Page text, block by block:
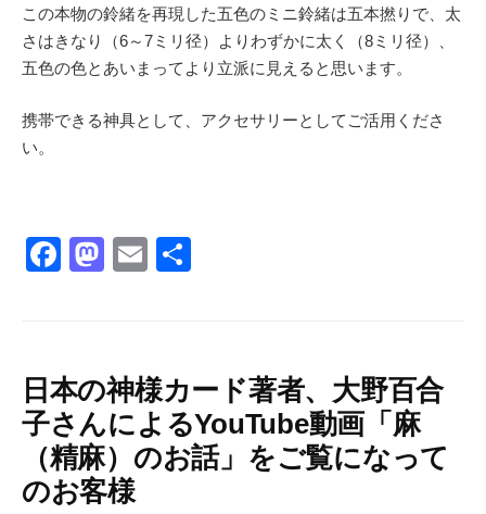
この本物の鈴緒を再現した五色のミニ鈴緒は五本撚りで、太
さはきなり（6～7ミリ径）よりわずかに太く（8ミリ径）、
五色の色とあいまってより立派に見えると思います。
携帯できる神具として、アクセサリーとしてご活用くださ
い。
F
b
o
o
k
M
d
o
n
E
日本の神様カード著者、大野百合
子さんによるYouTube動画「麻
（精麻）のお話」をご覧になって
のお客様